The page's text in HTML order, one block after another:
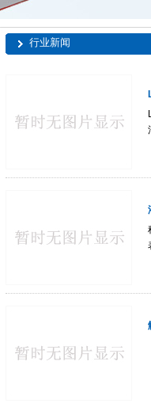
行业新闻